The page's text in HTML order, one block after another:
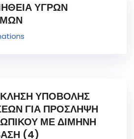
ΥΓΡΩΝ
ΥΠΟΒΟΛΗΣ
ΓΙΑ ΠΡΟΣΛΗΨΗ
ΜΕ ΔΙΜΗΝΗ
(4)